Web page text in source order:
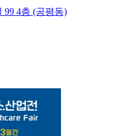
99 4층 (공평동)